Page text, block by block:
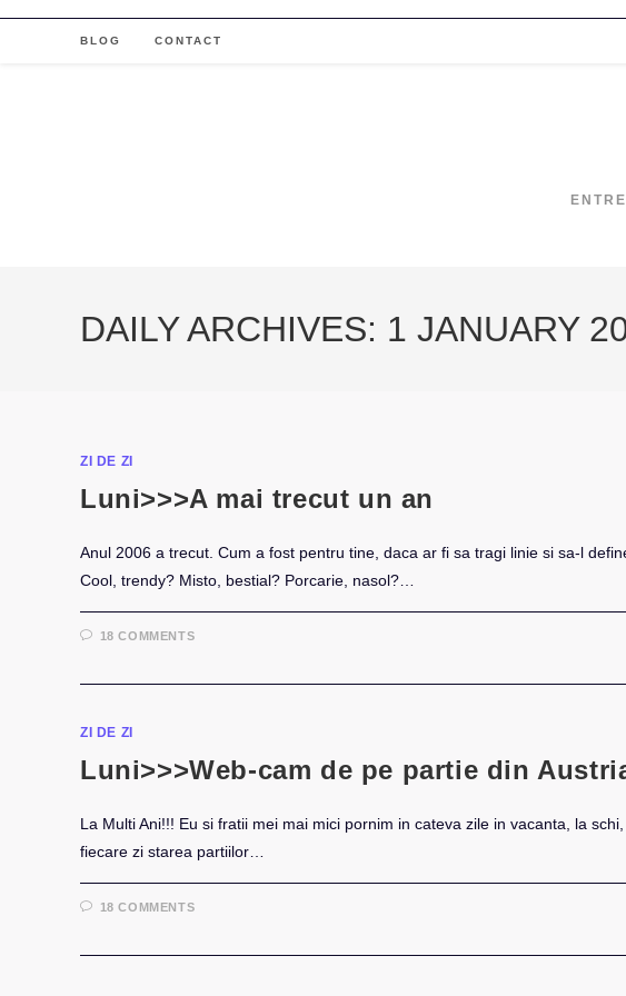
BLOG CONTACT
DAILY ARCHIVES: 1 JANUARY
ZI DE ZI
Luni>>>A mai trecut un an
Anul 2006 a trecut. Cum a fost pentru tine, daca ar fi sa tragi linie si sa-l
Cool, trendy? Misto, bestial? Porcarie, nasol?…
18 COMMENTS
ZI DE ZI
Luni>>>Web-cam de pe partie din
La Multi Ani!!! Eu si fratii mei mai mici pornim in cateva zile in vacanta, la
fiecare zi starea partiilor…
18 COMMENTS